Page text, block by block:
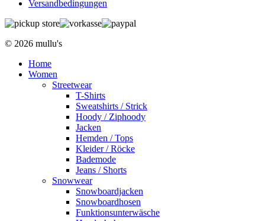
Versandbedingungen
© 2026 mullu's
Home
Women
Streetwear
T-Shirts
Sweatshirts / Strick
Hoody / Ziphoody
Jacken
Hemden / Tops
Kleider / Röcke
Bademode
Jeans / Shorts
Snowwear
Snowboardjacken
Snowboardhosen
Funktionsunterwäsche